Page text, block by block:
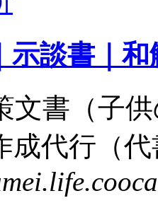
示談書｜
文書（子
成代行（